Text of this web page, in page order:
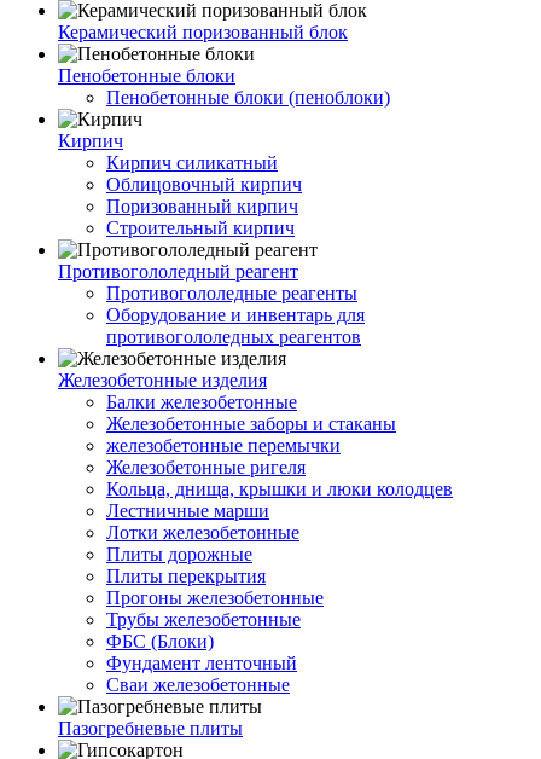
Керамический поризованный блок
Пенобетонные блоки
Пенобетонные блоки (пеноблоки)
Кирпич
Кирпич силикатный
Облицовочный кирпич
Поризованный кирпич
Строительный кирпич
Противогололедный реагент
Противогололедные реагенты
Оборудование и инвентарь для
противогололедных реагентов
Железобетонные изделия
Балки железобетонные
Железобетонные заборы и стаканы
железобетонные перемычки
Железобетонные ригеля
Кольца, днища, крышки и люки колодцев
Лестничные марши
Лотки железобетонные
Плиты дорожные
Плиты перекрытия
Прогоны железобетонные
Трубы железобетонные
ФБС (Блоки)
Фундамент ленточный
Сваи железобетонные
Пазогребневые плиты